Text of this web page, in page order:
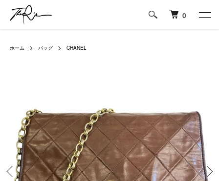
0
ホーム バッグ CHANEL